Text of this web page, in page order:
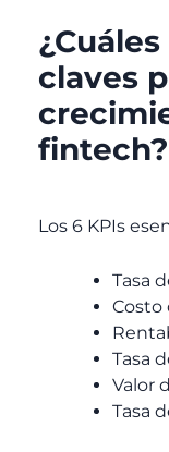
claves
fintech?
Los 6 KPIs
Tasa
Costo
Tasa
Valor
Tasa